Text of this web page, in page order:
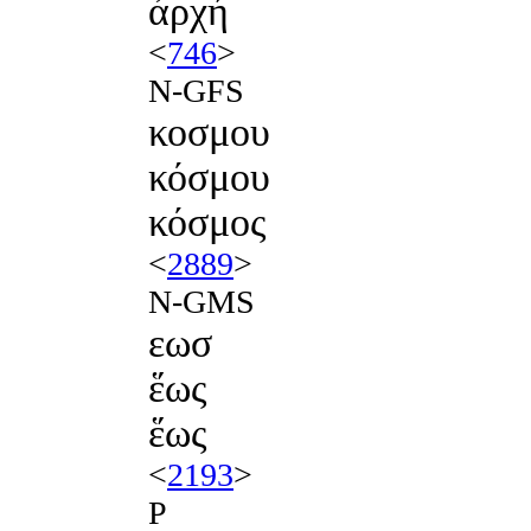
ἀρχή
<746>
N-GFS
κοσμου
κόσμου
κόσμος
<2889>
N-GMS
εωσ
ἕως
ἕως
<2193>
P